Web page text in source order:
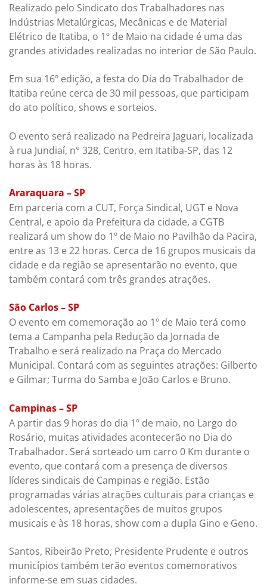
Realizado pelo Sindicato dos Trabalhadores nas
Indústrias Metalúrgicas, Mecânicas e de Material
Elétrico de Itatiba, o 1º de Maio na cidade é uma das
grandes atividades realizadas no interior de São Paulo.
Em sua 16º edição, a festa do Dia do Trabalhador de
Itatiba reúne cerca de 30 mil pessoas, que participam
do ato político, shows e sorteios.
O evento será realizado na Pedreira Jaguari, localizada
à rua Jundiaí, n° 328, Centro, em Itatiba-SP, das 12
horas às 18 horas.
Araraquara – SP
Em parceria com a CUT, Força Sindical, UGT e Nova
Central, e apoio da Prefeitura da cidade, a CGTB
realizará um show do 1º de Maio no Pavilhão da Pacira,
entre as 13 e 22 horas. Cerca de 16 grupos musicais da
cidade e da região se apresentarão no evento, que
também contará com três grandes atrações.
São Carlos – SP
O evento em comemoração ao 1º de Maio terá como
tema a Campanha pela Redução da Jornada de
Trabalho e será realizado na Praça do Mercado
Municipal. Contará com as seguintes atrações: Gilberto
e Gilmar; Turma do Samba e João Carlos e Bruno.
Campinas – SP
A partir das 9 horas do dia 1º de maio, no Largo do
Rosário, muitas atividades acontecerão no Dia do
Trabalhador. Será sorteado um carro 0 Km durante o
evento, que contará com a presença de diversos
líderes sindicais de Campinas e região. Estão
programadas várias atrações culturais para crianças e
adolescentes, apresentações de muitos grupos
musicais e às 18 horas, show com a dupla Gino e Geno.
Santos, Ribeirão Preto, Presidente Prudente e outros
municípios também terão eventos comemorativos
informe-se em suas cidades.